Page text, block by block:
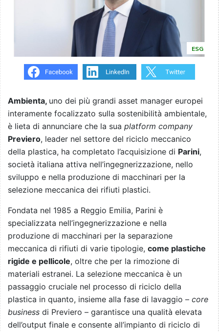
ESG
Ambienta, uno dei più grandi asset manager europei
interamente focalizzato sulla sostenibilità ambientale,
è lieta di annunciare che la sua platform company
Previero, leader nel settore del riciclo meccanico
della plastica, ha completato l’acquisizione di Parini,
società italiana attiva nell’ingegnerizzazione, nello
sviluppo e nella produzione di macchinari per la
selezione meccanica dei rifiuti plastici.
Fondata nel 1985 a Reggio Emilia, Parini è
specializzata nell’ingegnerizzazione e nella
produzione di macchinari per la separazione
meccanica di rifiuti di varie tipologie, come plastiche
rigide e pellicole, oltre che per la rimozione di
materiali estranei. La selezione meccanica è un
passaggio cruciale nel processo di riciclo della
plastica in quanto, insieme alla fase di lavaggio – core
business di Previero – garantisce una qualità elevata
dell’output finale e consente all’impianto di riciclo di